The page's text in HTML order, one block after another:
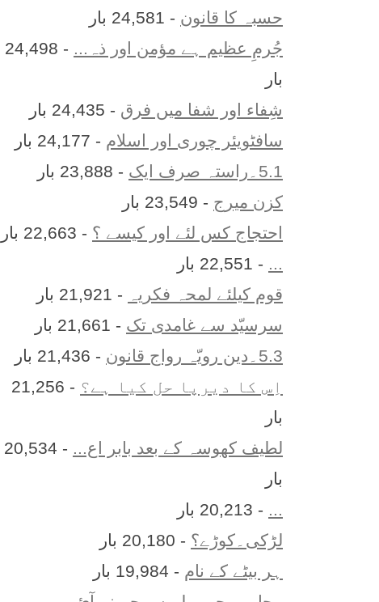
حسبہ کا قانون - 24,581 بار
جُرمِ عظیم ہے مؤمن اور ذہ...
- 24,498
بار
شِفاء اور شفا میں فرق - 24,435 بار
سافٹویئر چوری اور اسلام - 24,177 بار
5.1۔راستہ صرف ایک
- 23,888 بار
کزن ميرج - 23,549 بار
احتجاج کس لئے اور کیسے ؟ - 22,663 بار
- 22,551 بار
قوم کیلئے لمحہ فکریہ
- 21,921 بار
سرسیّد سے غامدی تک - 21,661 بار
5.3۔دین رویّہ رواج قانون
- 21,436 بار
اِس کا ديرپا حل کيا ہے؟
- 21,256
بار
لطیف کھوسہ کے بعد بابر اع...
- 20,534
بار
- 20,213 بار
لڑکی۔کوڑے؟ - 20,180 بار
ہر بيٹے کے نام - 19,984 بار